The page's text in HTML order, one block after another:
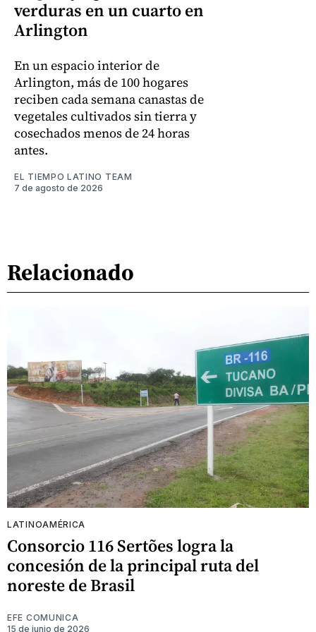
verduras en un cuarto en
Arlington
En un espacio interior de
Arlington, más de 100 hogares
reciben cada semana canastas de
vegetales cultivados sin tierra y
cosechados menos de 24 horas
antes.
EL TIEMPO LATINO TEAM
7 de agosto de 2026
Relacionado
LATINOAMÉRICA
Consorcio 116 Sertões logra la
concesión de la principal ruta del
noreste de Brasil
EFE COMUNICA
15 de junio de 2026